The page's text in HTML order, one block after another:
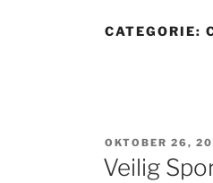
CATEGORIE:
GEPLAATST
OP
OKTOBER 26,
Veilig